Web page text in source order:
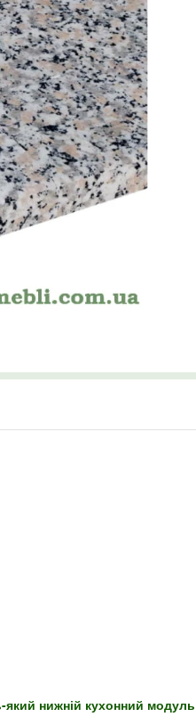
нижній кухонний модуль